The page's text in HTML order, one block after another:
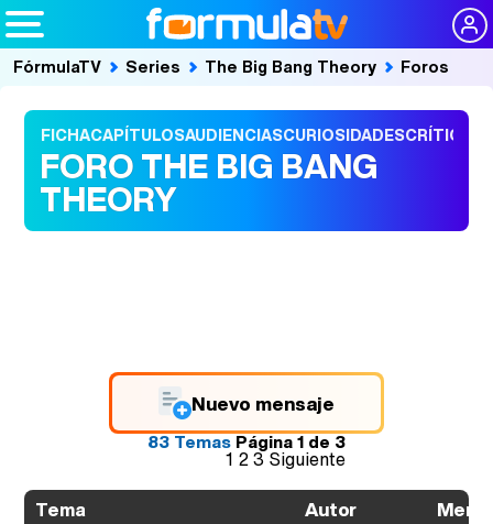
FórmulaTV Series The Big Bang Theory Foros
FICHACAPÍTULOSAUDIENCIASCURIOSIDADESCRÍTICAS
FORO THE BIG BANG
THEORY
Nuevo mensaje
83 TemasPágina1de3
1 23 Siguiente
Tema
Autor